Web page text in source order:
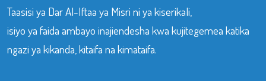
Taasisi ya Dar Al-Iftaa ya Misri ni ya kiserikali,
isiyo ya faida ambayo inajiendesha kwa kujitegemea katika
ngazi ya kikanda, kitaifa na kimataifa.